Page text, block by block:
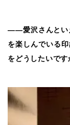
――愛沢さんとい
を楽しんでいる
をどうしたいです